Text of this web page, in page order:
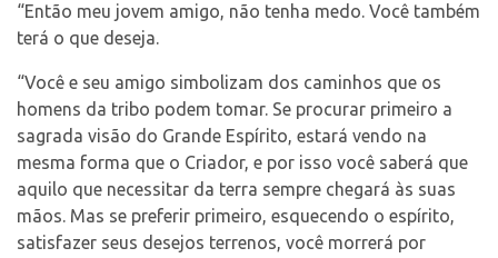
“Então meu jovem amigo, não tenha medo. Você também
terá o que deseja.
“Você e seu amigo simbolizam dos caminhos que os
homens da tribo podem tomar. Se procurar primeiro a
sagrada visão do Grande Espírito, estará vendo na
mesma forma que o Criador, e por isso você saberá que
aquilo que necessitar da terra sempre chegará às suas
mãos. Mas se preferir primeiro, esquecendo o espírito,
satisfazer seus desejos terrenos, você morrerá por